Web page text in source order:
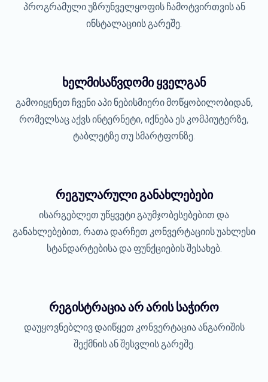
პროგრამული უზრუნველყოფის ჩამოტვირთვის ან
ინსტალაციის გარეშე.
ხელმისაწვდომი ყველგან
გამოიყენეთ ჩვენი აპი ნებისმიერი მოწყობილობიდან,
რომელსაც აქვს ინტერნეტი, იქნება ეს კომპიუტერზე,
ტაბლეტზე თუ სმარტფონზე.
რეგულარული განახლებები
ისარგებლეთ უწყვეტი გაუმჯობესებებით და
განახლებებით, რათა დარჩეთ კონვერტაციის უახლესი
სტანდარტებისა და ფუნქციების შესახებ.
რეგისტრაცია არ არის საჭირო
დაუყოვნებლივ დაიწყეთ კონვერტაცია ანგარიშის
შექმნის ან შესვლის გარეშე.